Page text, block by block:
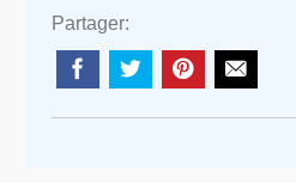
Partager: